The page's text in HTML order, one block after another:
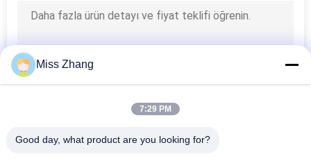
Teleskopik Hidrolik
Silindir
Miss Zhang
7:29 PM
Good day, what product are you looking for?